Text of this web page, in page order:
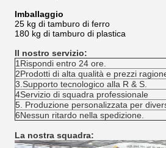
Imballaggio
25 kg di tamburo di ferro
180 kg di tamburo di plastica
Il nostro servizio:
1Rispondi entro 24 ore.
2Prodotti di alta qualità e prezzi
3.Supporto tecnologico alla R & S.
4Servizio di squadra professionale
5. Produzione personalizzata per
6Nessun ritardo nella spedizione.
La nostra squadra: